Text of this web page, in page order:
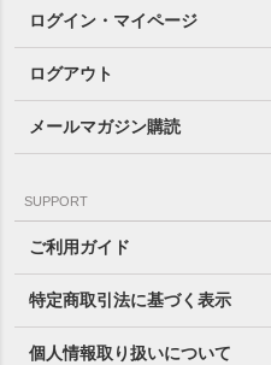
ログイン・マイページ
ログアウト
メールマガジン購読
SUPPORT
ご利用ガイド
特定商取引法に基づく表示
個人情報取り扱いについて